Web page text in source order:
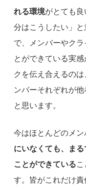
れる環境がとても良
分はこうしたい」
で、メンバーやク
とができている実
クを伝え合えるの
ンバーそれぞれが
と思います。
今はほとんどのメン
にいなくても、ま
ことができている
す。皆がこれだけ